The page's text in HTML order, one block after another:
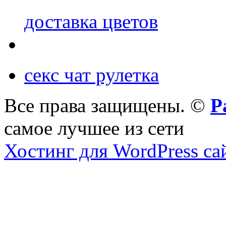
доставка цветов
секс чат рулетка
Все права защищены. ©
самое лучшее из сети
Хостинг для WordPress